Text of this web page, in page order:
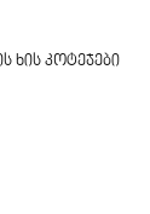
ხის კოტეჯები